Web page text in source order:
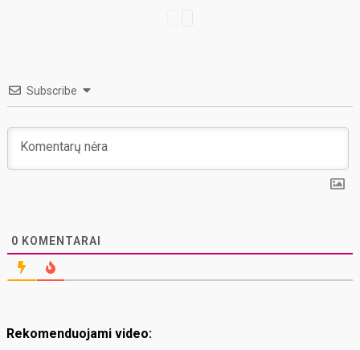
Subscribe
0 KOMENTARAI
Rekomenduojami video: